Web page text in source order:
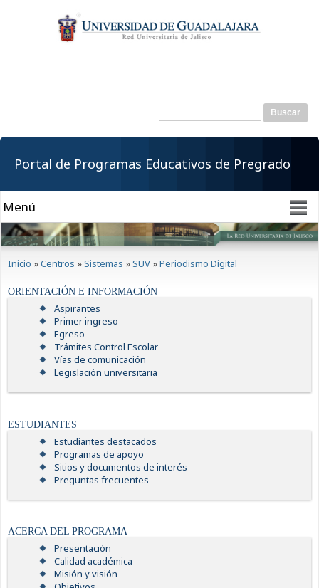
contenido
principal
Formulario de
Buscar
Portal de Programas Educativos de Pregrado
Inicio »Centros »Sistemas »SUV »Periodismo Digital
ORIENTACIÓN E INFORMACIÓN
Aspirantes
Primer ingreso
Egreso
Trámites Control Escolar
Vías de comunicación
Legislación universitaria
ESTUDIANTES
Estudiantes destacados
Programas de apoyo
Sitios y documentos de interés
Preguntas frecuentes
ACERCA DEL PROGRAMA
Presentación
Calidad académica
Misión y visión